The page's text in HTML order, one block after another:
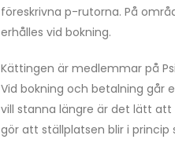
föreskrivna p-rutorna. På
erhålles vid bokning.
Kättingen är medlemmar på
Vid bokning och betalning går
vill stanna längre är det lätt
gör att ställplatsen blir i princip